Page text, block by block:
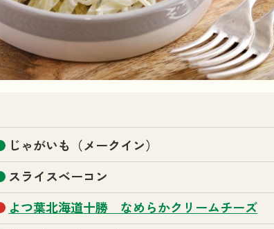
じゃがいも（メークイン）
スライスベーコン
よつ葉北海道十勝 なめらかクリームチーズ